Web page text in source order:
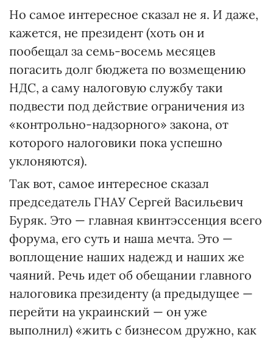
Но самое интересное сказал не я. И даже,
кажется, не президент (хоть он и
пообещал за семь-восемь месяцев
погасить долг бюджета по возмещению
НДС, а саму налоговую службу таки
подвести под действие ограничения из
«контрольно-надзорного» закона, от
которого налоговики пока успешно
уклоняются).
Так вот, самое интересное сказал
председатель ГНАУ Сергей Васильевич
Буряк. Это — главная квинтэссенция всего
форума, его суть и наша мечта. Это —
воплощение наших надежд и наших же
чаяний. Речь идет об обещании главного
налоговика президенту (а предыдущее —
перейти на украинский — он уже
выполнил) «жить с бизнесом дружно, как